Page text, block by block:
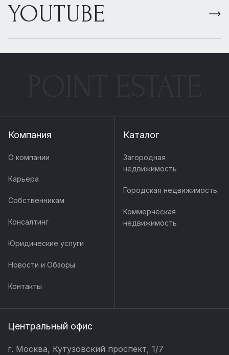
YOUTUBE
Компания
О компании
Карьера
Собственникам
Консалтинг
Юридические услуги
Новости и Обзоры
Контакты
Каталог
Загородная
недвижимость
Городская недвижимость
Коммерческая
недвижимость
Центральный офис
г. Москва, Кутузовский проспект, 1/7